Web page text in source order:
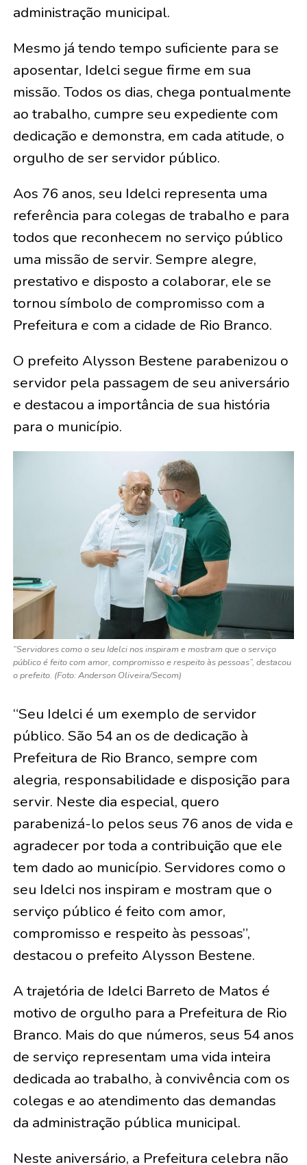
administração municipal.
Mesmo já tendo tempo suficiente para se
aposentar, Idelci segue firme em sua
missão. Todos os dias, chega pontualmente
ao trabalho, cumpre seu expediente com
dedicação e demonstra, em cada atitude, o
orgulho de ser servidor público.
Aos 76 anos, seu Idelci representa uma
referência para colegas de trabalho e para
todos que reconhecem no serviço público
uma missão de servir. Sempre alegre,
prestativo e disposto a colaborar, ele se
tornou símbolo de compromisso com a
Prefeitura e com a cidade de Rio Branco.
O prefeito Alysson Bestene parabenizou o
servidor pela passagem de seu aniversário
e destacou a importância de sua história
para o município.
“Servidores como o seu Idelci nos inspiram e mostram que o serviço
público é feito com amor, compromisso e respeito às pessoas”, destacou
o prefeito. (Foto: Anderson Oliveira/Secom)
“Seu Idelci é um exemplo de servidor
público. São 54 an os de dedicação à
Prefeitura de Rio Branco, sempre com
alegria, responsabilidade e disposição para
servir. Neste dia especial, quero
parabenizá-lo pelos seus 76 anos de vida e
agradecer por toda a contribuição que ele
tem dado ao município. Servidores como o
seu Idelci nos inspiram e mostram que o
serviço público é feito com amor,
compromisso e respeito às pessoas”,
destacou o prefeito Alysson Bestene.
A trajetória de Idelci Barreto de Matos é
motivo de orgulho para a Prefeitura de Rio
Branco. Mais do que números, seus 54 anos
de serviço representam uma vida inteira
dedicada ao trabalho, à convivência com os
colegas e ao atendimento das demandas
da administração pública municipal.
Neste aniversário, a Prefeitura celebra não